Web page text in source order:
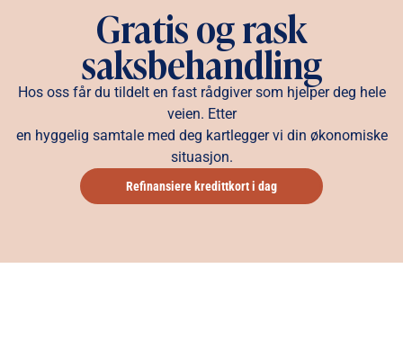
Gratis og rask
saksbehandling
Hos oss får du tildelt en fast rådgiver som hjelper deg hele
veien. Etter
en hyggelig samtale med deg kartlegger vi din økonomiske
situasjon.
Refinansiere kredittkort i dag